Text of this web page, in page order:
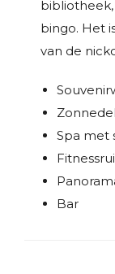
bingo. Het
van de
Spa met
Bar